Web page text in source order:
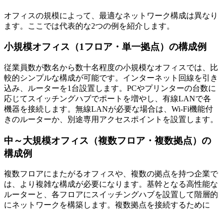
オフィスの規模によって、最適なネットワーク構成は異なり
ます。ここでは代表的な2つの例を紹介します。
小規模オフィス（1フロア・単一拠点）の構成例
従業員数が数名から数十名程度の小規模なオフィスでは、比
較的シンプルな構成が可能です。インターネット回線を引き
込み、ルーターを1台設置します。PCやプリンターの台数に
応じてスイッチングハブでポートを増やし、有線LANで各
機器を接続します。無線LANが必要な場合は、Wi-Fi機能付
きのルーターか、別途専用アクセスポイントを設置します。
中～大規模オフィス（複数フロア・複数拠点）の
構成例
複数フロアにまたがるオフィスや、複数の拠点を持つ企業で
は、より複雑な構成が必要になります。基幹となる高性能な
ルーターと、各フロアにスイッチングハブを設置して階層的
にネットワークを構築します。複数拠点を接続するために